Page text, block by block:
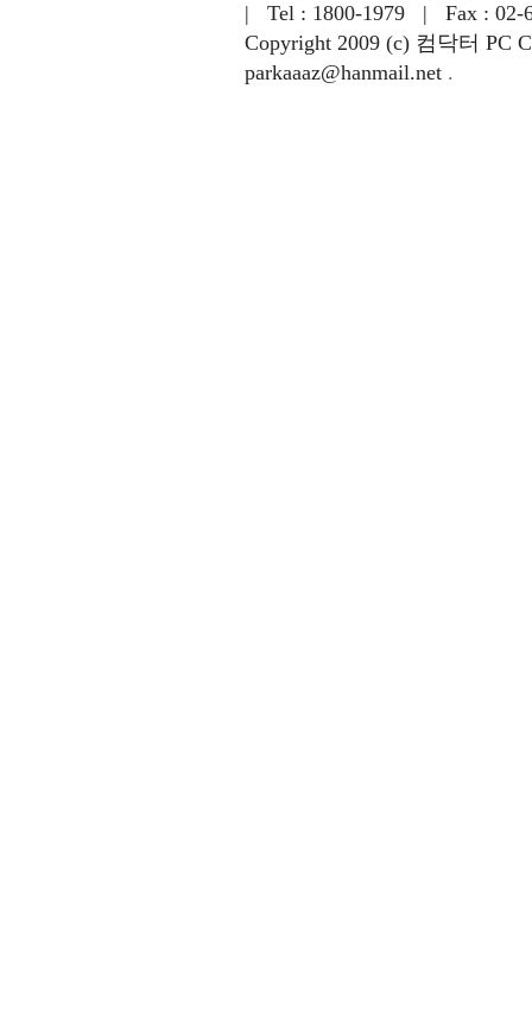
| Tel : 1800-1979 | Fax : 02-
Copyright 2009 (c) 컴닥터 PC
parkaaaz@hanmail.net .